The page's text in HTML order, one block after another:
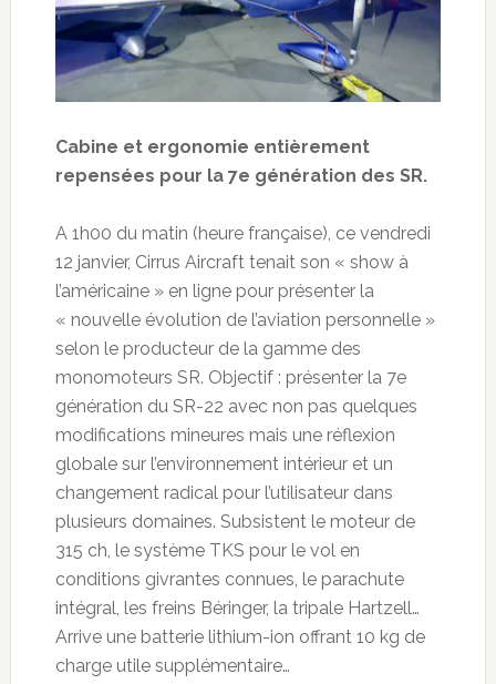
Cabine et ergonomie entièrement
repensées pour la 7e génération des SR.
A 1h00 du matin (heure française), ce vendredi
12 janvier, Cirrus Aircraft tenait son « show à
l’américaine » en ligne pour présenter la
« nouvelle évolution de l’aviation personnelle »
selon le producteur de la gamme des
monomoteurs SR. Objectif : présenter la 7e
génération du SR-22 avec non pas quelques
modifications mineures mais une réflexion
globale sur l’environnement intérieur et un
changement radical pour l’utilisateur dans
plusieurs domaines. Subsistent le moteur de
315 ch, le système TKS pour le vol en
conditions givrantes connues, le parachute
intégral, les freins Béringer, la tripale Hartzell…
Arrive une batterie lithium-ion offrant 10 kg de
charge utile supplémentaire…